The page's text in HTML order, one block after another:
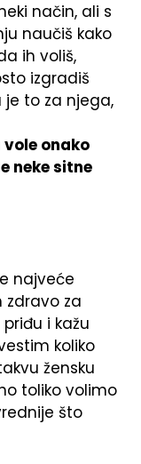
način, ali s
naučiš kako
ih voliš,
izgradiš
to za njega,
onako
neke sitne
najveće
zdravo za
i kažu
koliko
žensku
toliko volimo
što